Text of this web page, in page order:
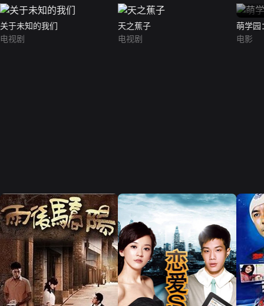
关于未知的我们
电视剧
天之蕉子
电视剧
萌学园
电影